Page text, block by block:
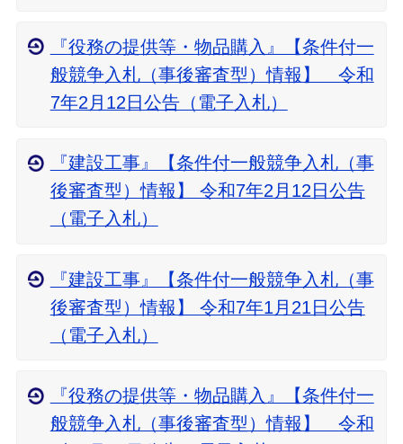
『役務の提供等・物品購入』【条件付一
般競争入札（事後審査型）情報】 令和
7年2月12日公告（電子入札）
『建設工事』【条件付一般競争入札（事
後審査型）情報】 令和7年2月12日公告
（電子入札）
『建設工事』【条件付一般競争入札（事
後審査型）情報】 令和7年1月21日公告
（電子入札）
『役務の提供等・物品購入』【条件付一
般競争入札（事後審査型）情報】 令和